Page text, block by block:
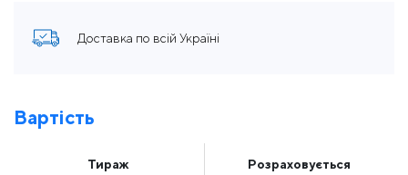
Доставка по всій Україні
Вартість
Тираж
Розраховується